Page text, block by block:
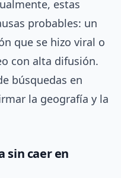
estas
probables: un
que se hizo viral o
con alta difusión.
búsquedas en
la geografía y la
sin caer en